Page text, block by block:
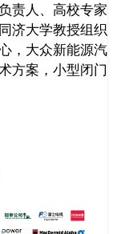
责人、高校专家
济大学教授组织
，大众新能源汽
方案，小型闭门